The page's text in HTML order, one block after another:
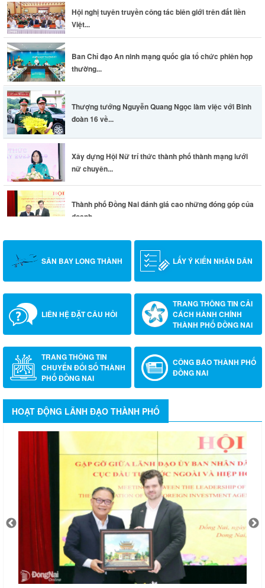
Hội nghị tuyên truyền công tác biên giới trên đất liền
Việt...
Ban Chỉ đạo An ninh mạng quốc gia tổ chức phiên họp
thường...
Thượng tướng Nguyễn Quang Ngọc làm việc với Binh
đoàn 16 về...
Xây dựng Hội Nữ trí thức thành phố thành mạng lưới
nữ chuyên...
Thành phố Đồng Nai đánh giá cao những đóng góp của
doanh...
SÂN BAY LONG THÀNH LẤY Ý KIẾN NHÂN DÂN
LIÊN HỆ ĐẶT CÂU HỎI
TRANG THÔNG TIN CẢI
CÁCH HÀNH CHÍNH
THÀNH PHỐ ĐỒNG NAI
TRANG THÔNG TIN
CHUYỂN ĐỔI SỐ THÀNH
PHỐ ĐỒNG NAI
CÔNG BÁO THÀNH PHỐ
ĐỒNG NAI
HOẠT ĐỘNG LÃNH ĐẠO THÀNH PHỐ